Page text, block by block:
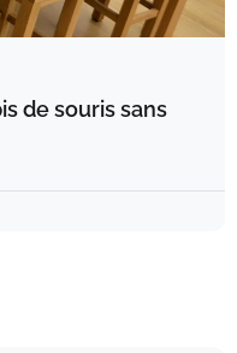
de souris sans